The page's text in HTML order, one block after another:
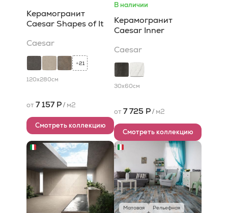
Керамогранит
Caesar Shapes of It
Caesar
+21
120x280см
от 7 157 Р/ м2
Смотреть коллекцию
В наличии
Керамогранит
Caesar Inner
Caesar
30x60см
от 7 725 Р/ м2
Смотреть коллекцию
Матовая
Рельефная